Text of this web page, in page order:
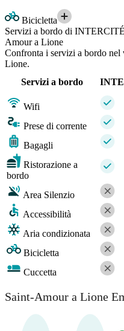
Bicicletta
Servizi a bordo di
Amour a Lione
Confronta i servizi a bordo
Lione.
Servizi a bordo
Wifi
Prese di corrente
Bagagli
Ristorazione a
bordo
Area Silenzio
Accessibilità
Aria condizionata
Bicicletta
Cuccetta
Saint-Amour a Lione